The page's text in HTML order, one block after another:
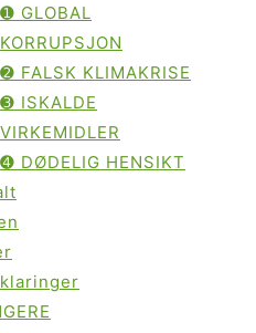
➊ GLOBAL
KORRUPSJON
➋ FALSK KLIMAKRISE
➌ ISKALDE
VIRKEMIDLER
➍ DØDELIG HENSIKT